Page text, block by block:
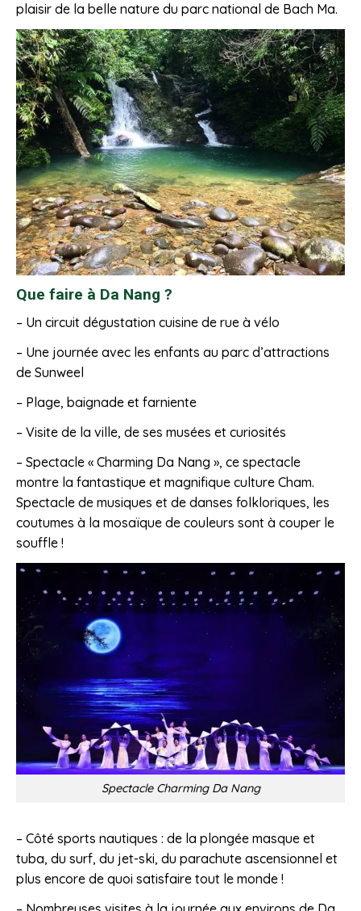
plaisir de la belle nature du parc national de Bach Ma.
Que faire à Da Nang ?
– Un circuit dégustation cuisine de rue à vélo
– Une journée avec les enfants au parc d’attractions
de Sunweel
– Plage, baignade et farniente
– Visite de la ville, de ses musées et curiosités
– Spectacle « Charming Da Nang », ce spectacle
montre la fantastique et magnifique culture Cham.
Spectacle de musiques et de danses folkloriques, les
coutumes à la mosaïque de couleurs sont à couper le
souffle !
Spectacle Charming Da Nang
– Côté sports nautiques : de la plongée masque et
tuba, du surf, du jet-ski, du parachute ascensionnel et
plus encore de quoi satisfaire tout le monde !